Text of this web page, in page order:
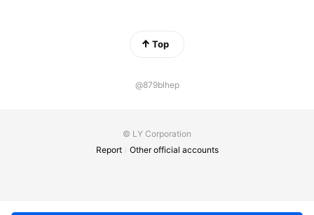
Top
@879blhep
© LY Corporation
Report
Other official accounts